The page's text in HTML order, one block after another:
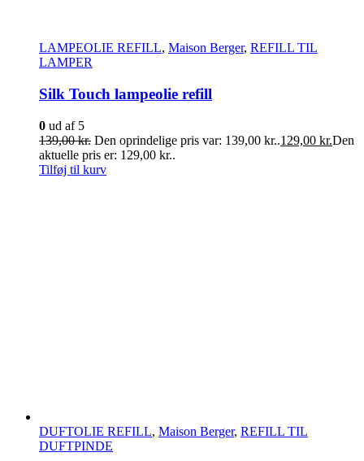
LAMPEOLIE REFILL, Maison Berger, REFILL TIL
LAMPER
Silk Touch lampeolie refill
0 ud af 5
139,00kr. Den oprindelige pris var: 139,00 kr..129,00 kr.Den
aktuelle pris er: 129,00 kr..
Tilføj til kurv
DUFTOLIE REFILL, Maison Berger, REFILL TIL
DUFTPINDE